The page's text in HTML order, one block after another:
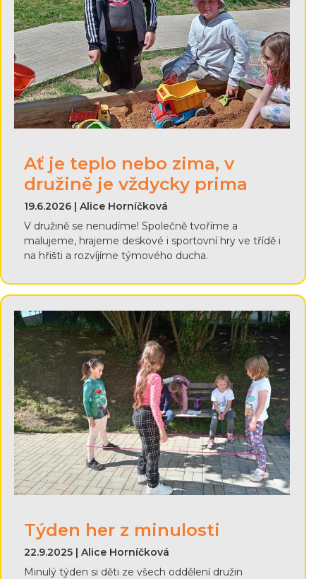
Ať je teplo nebo zima, v
družině je vždycky prima
19.6.2026 | Alice Horníčková
V družině se nenudíme! Společně tvoříme a
malujeme, hrajeme deskové i sportovní hry ve třídě i
na hřišti a rozvíjíme týmového ducha.
Týden her z minulosti
22.9.2025 | Alice Horníčková
Minulý týden si děti ze všech oddělení družin